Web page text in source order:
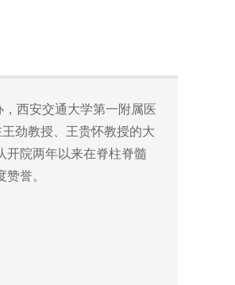
西安交通大学第一附属医
劲教授、王贵怀教授的大
开院两年以来在脊柱脊髓
誉。